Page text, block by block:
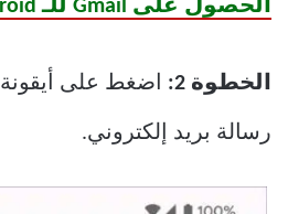
الحصول على Gmail للـ Android
الخطوة 2: اضغط على أيقونة
رسالة بريد إلكتروني.